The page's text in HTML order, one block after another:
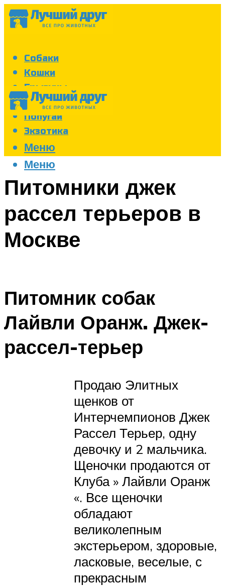
Собаки
Кошки
Грызуны
Аквариум
Попугаи
Экзотика
Меню
Меню
Питомники джек
рассел терьеров в
Москве
Питомник собак
Лайвли Оранж. Джек-
рассел-терьер
Продаю Элитных
щенков от
Интерчемпионов Джек
Рассел Терьер, одну
девочку и 2 мальчика.
Щеночки продаются от
Клуба » Лайвли Оранж
«. Все щеночки
обладают
великолепным
экстерьером, здоровые,
ласковые, веселые, с
прекрасным